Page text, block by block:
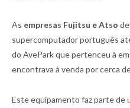
As empresas Fujitsu e Atso
supercomputador português
do AvePark que pertenceu à
encontrava à venda por cerca
Este equipamento faz parte de